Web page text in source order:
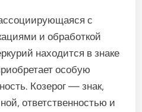
с
и обработкой
находится в знаке
особую
Козерог — знак,
ответственностью и